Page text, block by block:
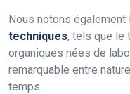
Nous notons également
techniques, tels que le
organiques nées de
remarquable entre
temps.